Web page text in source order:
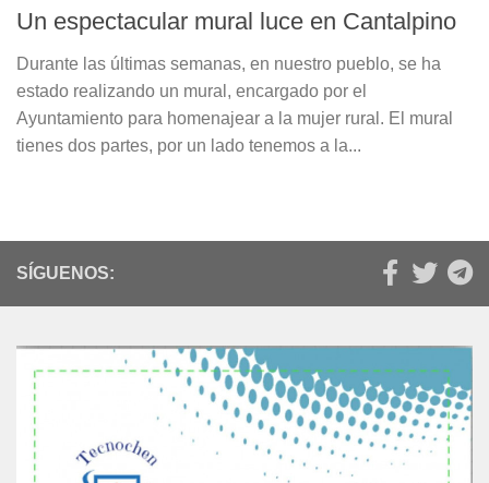
Un espectacular mural luce en Cantalpino
Durante las últimas semanas, en nuestro pueblo, se ha
estado realizando un mural, encargado por el
Ayuntamiento para homenajear a la mujer rural. El mural
tienes dos partes, por un lado tenemos a la...
SÍGUENOS: